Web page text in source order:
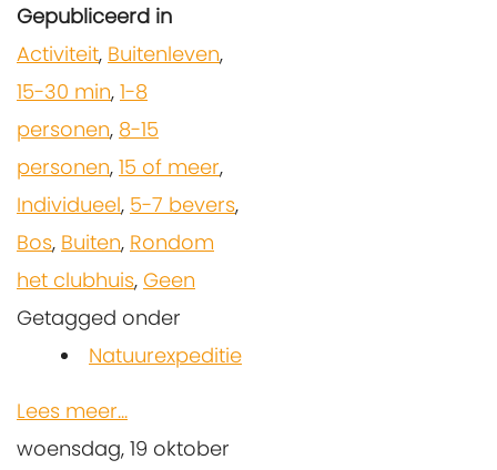
Gepubliceerd in
Activiteit, Buitenleven,
15-30 min, 1-8
personen, 8-15
personen, 15 of meer,
Individueel, 5-7 bevers,
Bos, Buiten, Rondom
het clubhuis, Geen
Getagged onder
Natuurexpeditie
Lees meer...
woensdag, 19 oktober